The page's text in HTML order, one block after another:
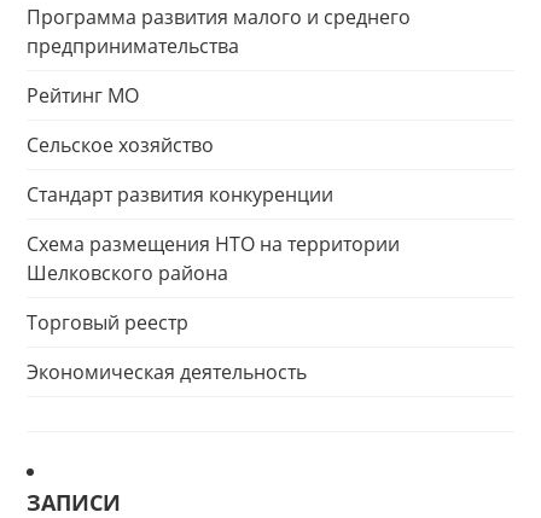
Программа развития малого и среднего
предпринимательства
Рейтинг МО
Сельское хозяйство
Стандарт развития конкуренции
Схема размещения НТО на территории
Шелковского района
Торговый реестр
Экономическая деятельность
ЗАПИСИ